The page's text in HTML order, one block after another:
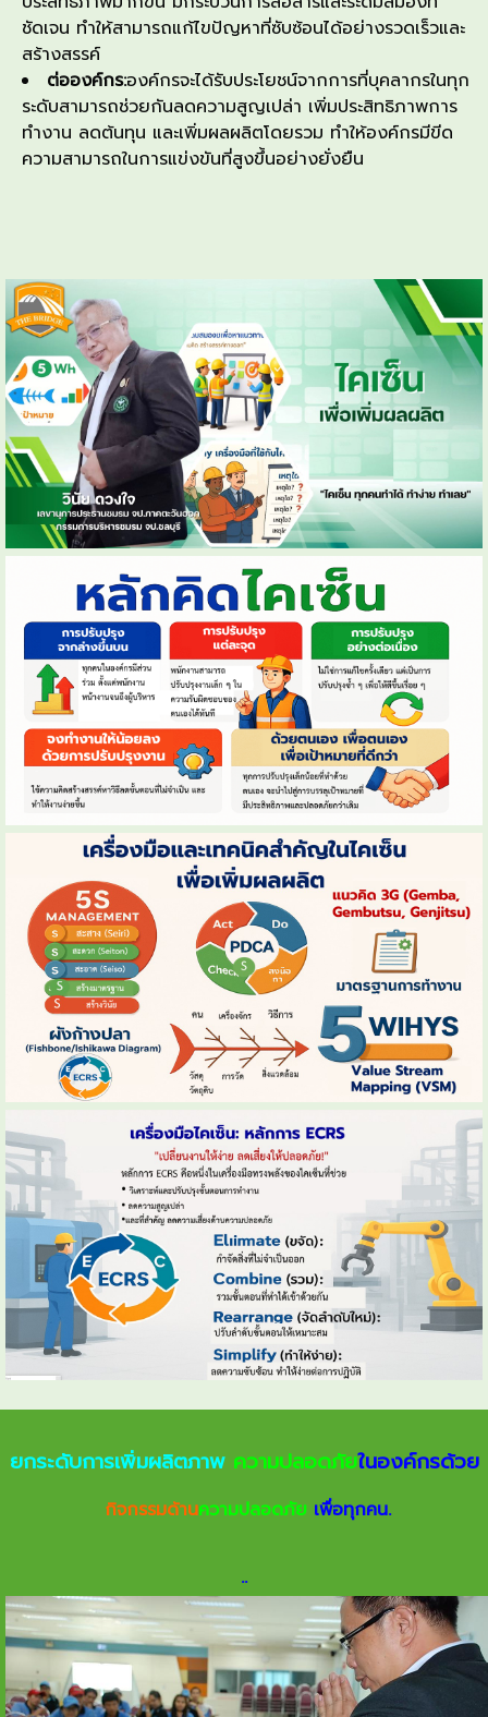
ชัดเจน ทำให้สามารถแก้ไขปัญหาที่ซับซ้อนได้อย่างรวดเร็วและ
สร้างสรรค์
ต่อองค์กร:องค์กรจะได้รับประโยชน์จากการที่บุคลากรในทุก
ระดับสามารถช่วยกันลดความสูญเปล่า เพิ่มประสิทธิภาพการ
ทำงาน ลดต้นทุน และเพิ่มผลผลิตโดยรวม ทำให้องค์กรมีขีด
ความสามารถในการแข่งขันที่สูงขึ้นอย่างยั่งยืน
ยกระดับการเพิ่มผลิตภาพความปลอดภัยในองค์กรด้วย
กิจกรรมด้านความปลอดภัย เพื่อทุกคน.
..